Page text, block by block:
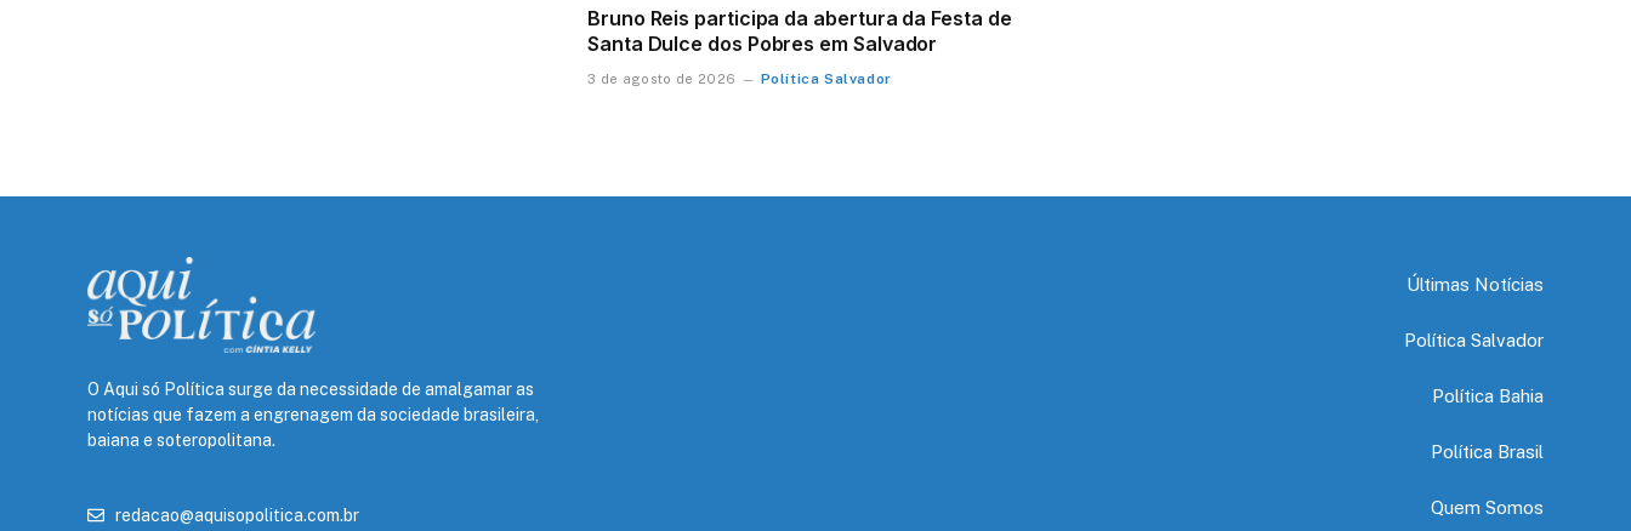
Bruno Reis participa da abertura da Festa de
Santa Dulce dos Pobres em Salvador
3 de agosto de 2026 Política Salvador
O Aqui só Política surge da necessidade de amalgamar as
notícias que fazem a engrenagem da sociedade brasileira,
baiana e soteropolitana.
redacao@aquisopolitica.com.br
Últimas Notícias
Política Salvador
Política Bahia
Política Brasil
Quem Somos